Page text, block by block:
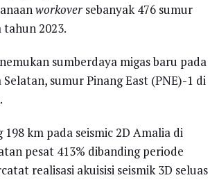
workover sebanyak 476 sumur
tahun 2023.
sumberdaya migas baru pada
sumur Pinang East (PNE)-1 di
km pada seismic 2D Amalia di
pesat 413% dibanding periode
realisasi akuisisi seismik 3D seluas